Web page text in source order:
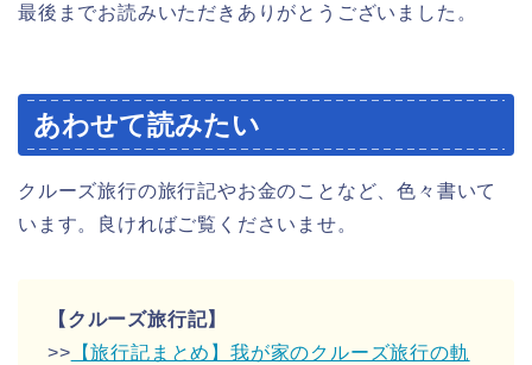
最後までお読みいただきありがとうございました。
あわせて読みたい
クルーズ旅行の旅行記やお金のことなど、色々書いて
います。良ければご覧くださいませ。
【クルーズ旅行記】
>> 【旅行記まとめ】我が家のクルーズ旅行の軌